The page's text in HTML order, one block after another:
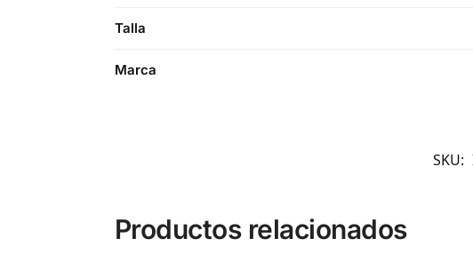
Talla
Marca
SKU:
Productos relacionados